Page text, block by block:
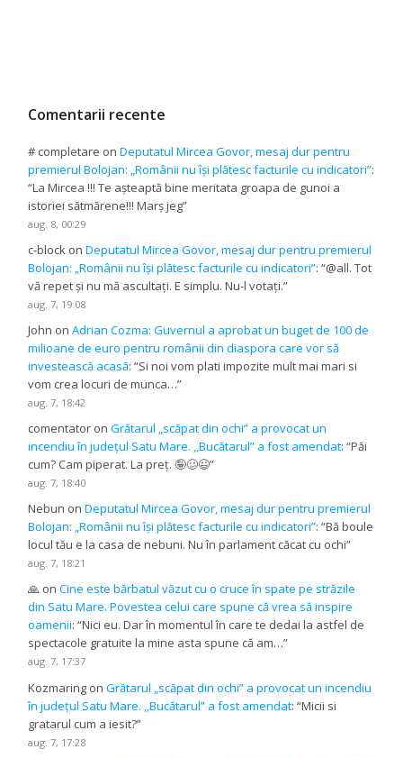
Comentarii recente
# completare onDeputatul Mircea Govor, mesaj dur pentru
premierul Bolojan: „Românii nu își plătesc facturile cu indicatori”:
“La Mircea !!! Te așteaptă bine meritata groapa de gunoi a
istoriei sătmărene!!! Marș jeg”
aug. 8, 00:29
c-block onDeputatul Mircea Govor, mesaj dur pentru premierul
Bolojan: „Românii nu își plătesc facturile cu indicatori”: “@all. Tot
vă repet și nu mă ascultați. E simplu. Nu-l votați.”
aug. 7, 19:08
John onAdrian Cozma: Guvernul a aprobat un buget de 100 de
milioane de euro pentru românii din diaspora care vor să
investească acasă: “Si noi vom plati impozite mult mai mari si
vom crea locuri de munca…”
aug. 7, 18:42
comentator onGrătarul „scăpat din ochi” a provocat un
incendiu în județul Satu Mare. ,,Bucătarul” a fost amendat: “Păi
cum? Cam piperat. La preț. 🤪🥴😉”
aug. 7, 18:40
Nebun onDeputatul Mircea Govor, mesaj dur pentru premierul
Bolojan: „Românii nu își plătesc facturile cu indicatori”: “Bă boule
locul tău e la casa de nebuni. Nu în parlament căcat cu ochi”
aug. 7, 18:21
🙏 onCine este bărbatul văzut cu o cruce în spate pe străzile
din Satu Mare. Povestea celui care spune că vrea să inspire
oamenii: “Nici eu. Dar în momentul în care te dedai la astfel de
spectacole gratuite la mine asta spune că am…”
aug. 7, 17:37
Kozmaring onGrătarul „scăpat din ochi” a provocat un incendiu
în județul Satu Mare. ,,Bucătarul” a fost amendat: “Micii si
gratarul cum a iesit?”
aug. 7, 17:28